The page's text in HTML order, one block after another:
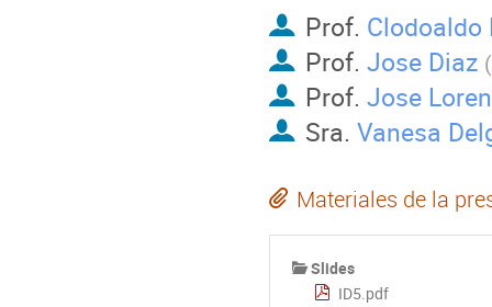
Prof. Clodoaldo
Prof. Jose Diaz (
Prof. Jose
Sra. Vanesa
Materiales de la
Slides
ID5.pdf